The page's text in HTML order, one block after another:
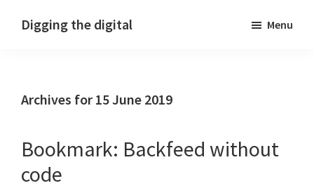
Digging the digital Menu
Archives for 15 June 2019
Bookmark: Backfeed without
code